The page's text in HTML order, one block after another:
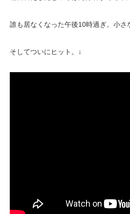
誰も居なくなった午後10時過ぎ。小さ
そしてついにヒット。↓